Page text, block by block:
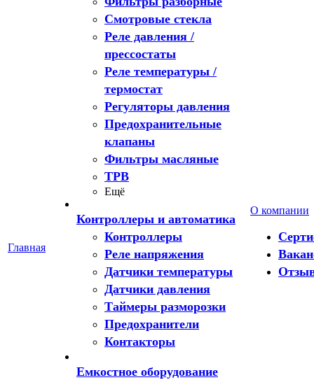
Главная
Смотровые стекла
Реле давления /
прессостаты
Реле температуры /
термостат
Регуляторы давления
Предохранительные
клапаны
Фильтры масляные
ТРВ
Ещё
Контроллеры и автоматика
Контроллеры
Реле напряжения
Датчики температуры
Датчики давления
Таймеры разморозки
Предохранители
Контакторы
Емкостное оборудование
О компании